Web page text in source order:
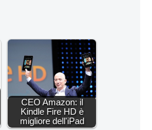
CEO Amazon: il
Kindle Fire HD è
migliore dell'iPad